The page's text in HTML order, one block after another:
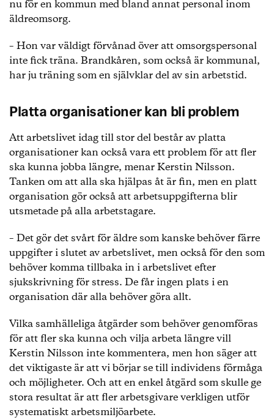
nu för en kommun med bland annat personal inom
äldreomsorg.
– Hon var väldigt förvånad över att omsorgspersonal
inte fick träna. Brandkåren, som också är kommunal,
har ju träning som en självklar del av sin arbetstid.
Platta organisationer kan bli problem
Att arbetslivet idag till stor del består av platta
organisationer kan också vara ett problem för att fler
ska kunna jobba längre, menar Kerstin Nilsson.
Tanken om att alla ska hjälpas åt är fin, men en platt
organisation gör också att arbetsuppgifterna blir
utsmetade på alla arbetstagare.
– Det gör det svårt för äldre som kanske behöver färre
uppgifter i slutet av arbetslivet, men också för den som
behöver komma tillbaka in i arbetslivet efter
sjukskrivning för stress. De får ingen plats i en
organisation där alla behöver göra allt.
Vilka samhälleliga åtgärder som behöver genomföras
för att fler ska kunna och vilja arbeta längre vill
Kerstin Nilsson inte kommentera, men hon säger att
det viktigaste är att vi börjar se till individens förmåga
och möjligheter. Och att en enkel åtgärd som skulle ge
stora resultat är att fler arbetsgivare verkligen utför
systematiskt arbetsmiljöarbete.